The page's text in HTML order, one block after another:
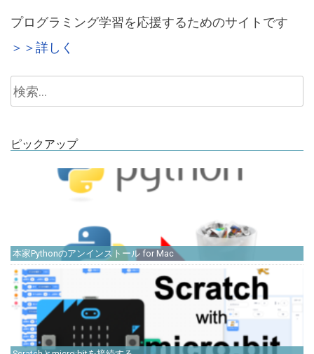
プログラミング学習を応援するためのサイトです
＞＞詳しく
検
索:
ピックアップ
本家Pythonのアンインストール for Mac